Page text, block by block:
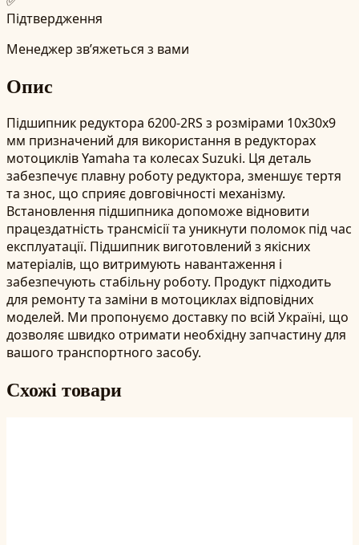
Підтвердження
Менеджер зв’яжеться з вами
Опис
Підшипник редуктора 6200-2RS з розмірами 10x30x9
мм призначений для використання в редукторах
мотоциклів Yamaha та колесах Suzuki. Ця деталь
забезпечує плавну роботу редуктора, зменшує тертя
та знос, що сприяє довговічності механізму.
Встановлення підшипника допоможе відновити
працездатність трансмісії та уникнути поломок під час
експлуатації. Підшипник виготовлений з якісних
матеріалів, що витримують навантаження і
забезпечують стабільну роботу. Продукт підходить
для ремонту та заміни в мотоциклах відповідних
моделей. Ми пропонуємо доставку по всій Україні, що
дозволяє швидко отримати необхідну запчастину для
вашого транспортного засобу.
Схожі товари